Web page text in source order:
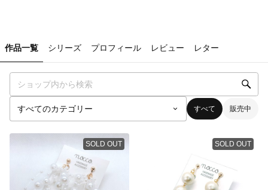
作品一覧 シリーズ プロフィール レビュー レター
すべて 販売中
SOLD OUT SOLD OUT